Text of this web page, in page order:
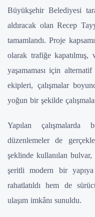
Büyükşehir Belediyesi
aldıracak olan Recep
tamamlandı. Proje
olarak trafiğe kapatılmış,
yaşamaması için
ekipleri, çalışmalar
yoğun bir şekilde
Yapılan çalışmalarda
düzenlemeler de
şeklinde kullanılan bulvar,
şeritli modern bir
rahatlatıldı hem de
ulaşım imkânı sunuldu.